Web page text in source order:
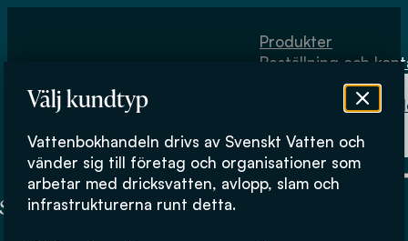
Välj kundtyp
Vattenbokhandeln drivs av Svenskt Vatten och
vänder sig till företag och organisationer som
arbetar med dricksvatten, avlopp, slam och
infrastrukturerna runt detta.
Produkter
Beställning och
Fysiskt lager
Köpvillkor